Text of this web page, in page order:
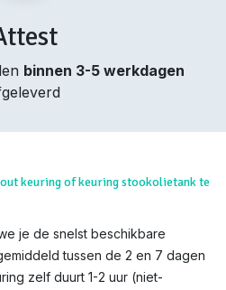
binnen 3-5 werkdagen
keuring of keuring stookolietank te
je de snelst beschikbare
tussen de 2 en 7 dagen
zelf duurt 1-2 uur (niet-